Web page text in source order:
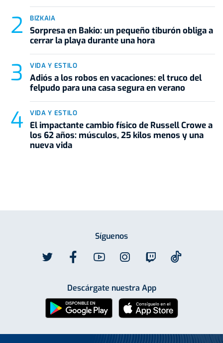
BIZKAIA
Sorpresa en Bakio: un pequeño tiburón obliga a
cerrar la playa durante una hora
VIDA Y ESTILO
Adiós a los robos en vacaciones: el truco del
felpudo para una casa segura en verano
VIDA Y ESTILO
El impactante cambio físico de Russell Crowe a
los 62 años: músculos, 25 kilos menos y una
nueva vida
Síguenos
Descárgate nuestra App